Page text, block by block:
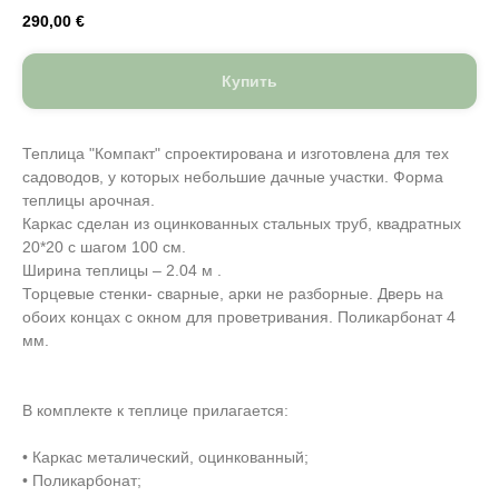
290,00 €
Купить
Теплица "Компакт" спроектирована и изготовлена для тех
садоводов, у которых небольшие дачные участки. Форма
теплицы арочная.
Каркас сделан из оцинкованных стальных труб, квадратных
20*20 с шагом 100 см.
Ширина теплицы – 2.04 м .
Торцевые стенки- сварные, арки не разборные. Дверь на
обоих концах с окном для проветривания. Поликарбонат 4
мм.
В комплекте к теплице прилагается:
• Каркас металический, оцинкованный;
• Поликарбонат;